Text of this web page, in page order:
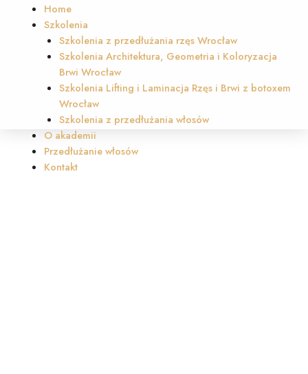
Home
Szkolenia
Szkolenia z przedłużania rzęs Wrocław
Szkolenia Architektura, Geometria i Koloryzacja
Brwi Wrocław
Szkolenia Lifting i Laminacja Rzęs i Brwi z botoxem
Wrocław
Szkolenia z przedłużania włosów
O akademii
Przedłużanie włosów
Kontakt